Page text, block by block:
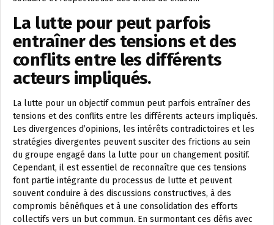
La lutte pour peut parfois
entraîner des tensions et des
conflits entre les différents
acteurs impliqués.
La lutte pour un objectif commun peut parfois entraîner des
tensions et des conflits entre les différents acteurs impliqués.
Les divergences d’opinions, les intérêts contradictoires et les
stratégies divergentes peuvent susciter des frictions au sein
du groupe engagé dans la lutte pour un changement positif.
Cependant, il est essentiel de reconnaître que ces tensions
font partie intégrante du processus de lutte et peuvent
souvent conduire à des discussions constructives, à des
compromis bénéfiques et à une consolidation des efforts
collectifs vers un but commun. En surmontant ces défis avec